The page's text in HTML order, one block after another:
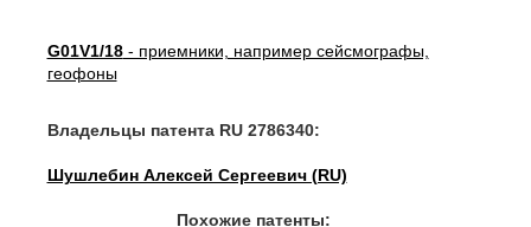
G01V1/18- приемники, например сейсмографы,
геофоны
Владельцы патента RU 2786340:
Шушлебин Алексей Сергеевич (RU)
Похожие патенты: